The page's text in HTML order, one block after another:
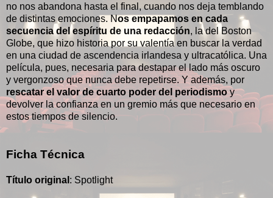
no nos abandona hasta el final, cuando nos deja temblando
de distintas emociones. Nos empapamos en cada
secuencia del espíritu de una redacción, la del Boston
Globe, que hizo historia por su valentía en buscar la verdad
en una ciudad de ascendencia irlandesa y ultracatólica. Una
película, pues, necesaria para destapar el lado más oscuro
y vergonzoso que nunca debe repetirse. Y además, por
rescatar el valor de cuarto poder del periodismoy
devolver la confianza en un gremio más que necesario en
estos tiempos de silencio.
Ficha Técnica
Título original : Spotlight